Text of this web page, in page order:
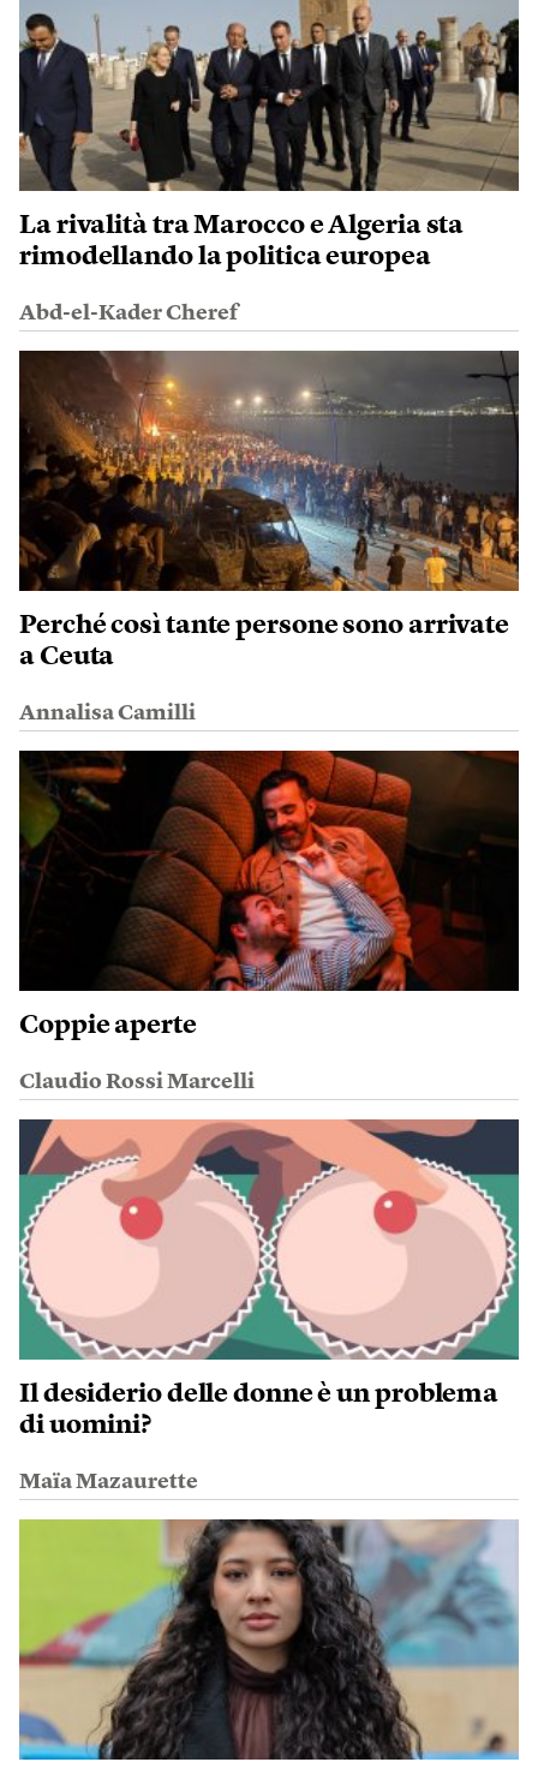
La rivalità tra Marocco e Algeria sta
rimodellando la politica europea
Abd-el-Kader Cheref
Perché così tante persone sono arrivate
a Ceuta
Annalisa Camilli
Coppie aperte
Claudio Rossi Marcelli
Il desiderio delle donne è un problema
di uomini?
Maïa Mazaurette